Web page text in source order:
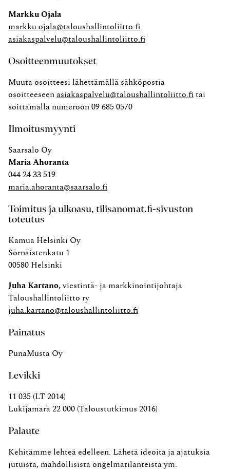
Markku Ojala
markku.ojala@taloushallintoliitto.fi
asiakaspalvelu@taloushallintoliitto.fi
Osoitteenmuutokset
Muuta osoitteesi lähettämällä sähköpostia
osoitteeseen asiakaspalvelu@taloushallintoliitto.fi tai
soittamalla numeroon 09 685 0570
Ilmoitusmyynti
Saarsalo Oy
Maria Ahoranta
044 24 33 519
maria.ahoranta@saarsalo.fi
Toimitus ja ulkoasu, tilisanomat.fi-sivuston
toteutus
Kamua Helsinki Oy
Sörnäistenkatu 1
00580 Helsinki
Juha Kartano, viestintä- ja markkinointijohtaja
Taloushallintoliitto ry
juha.kartano@taloushallintoliitto.fi
Painatus
PunaMusta Oy
Levikki
11 035 (LT 2014)
Lukijamärä 22 000 (Taloustutkimus 2016)
Palaute
Kehitämme lehteä edelleen. Lähetä ideoita ja ajatuksia
jutuista, mahdollisista ongelmatilanteista ym.